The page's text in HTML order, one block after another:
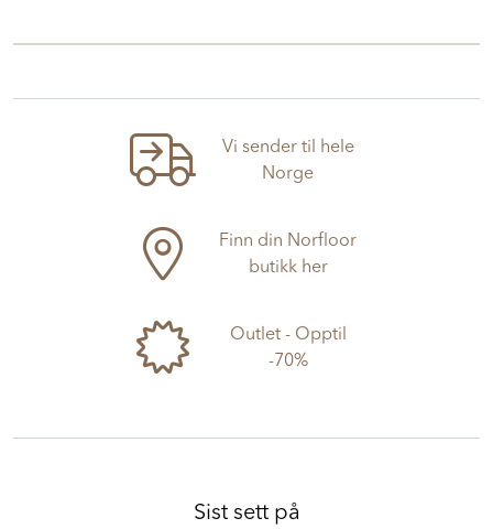
Vi sender til hele
Norge
Finn din Norfloor
butikk her
Outlet - Opptil
-70%
Sist sett på